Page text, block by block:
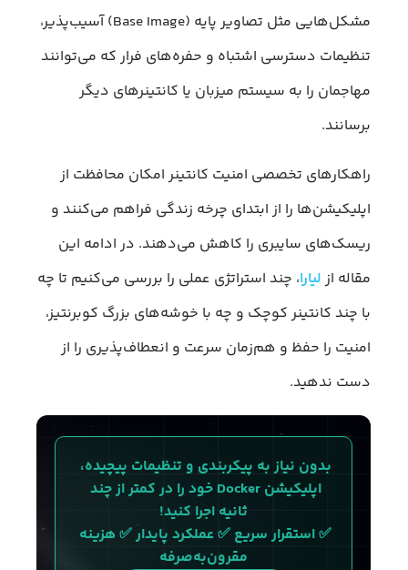
مشکل‌هایی مثل تصاویر پایه (Base Image) آسیب‌پذیر،
تنظیمات دسترسی اشتباه و حفره‌های فرار که می‌توانند
مهاجمان را به سیستم میزبان یا کانتینرهای دیگر
برسانند.
راهکارهای تخصصی امنیت کانتینر امکان محافظت از
اپلیکیشن‌ها را از ابتدای چرخه زندگی فراهم می‌کنند و
ریسک‌های سایبری را کاهش می‌دهند. در ادامه این
مقاله از لیارا، چند استراتژی عملی را بررسی می‌کنیم تا چه
با چند کانتینر کوچک و چه با خوشه‌های بزرگ کوبرنتیز،
امنیت را حفظ و هم‌زمان سرعت و انعطاف‌پذیری را از
دست ندهید.
بدون نیاز به پیکربندی و تنظیمات پیچیده،
اپلیکیشن Docker خود را در کمتر از چند
ثانیه اجرا کنید!
✅ استقرار سریع ✅ عملکرد پایدار ✅ هزینه
مقرون‌به‌صرفه